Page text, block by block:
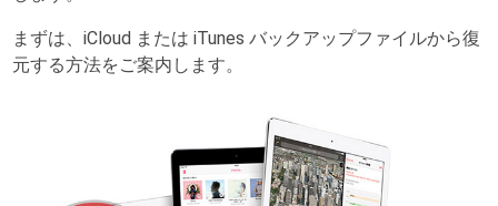
まずは、iCloud または iTunes バックアップファイルから復
元する方法をご案内します。